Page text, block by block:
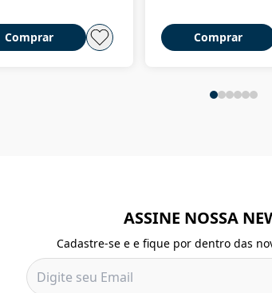
Comprar Comprar
ASSINE NOSSA
Cadastre-se e e fique por dentro das